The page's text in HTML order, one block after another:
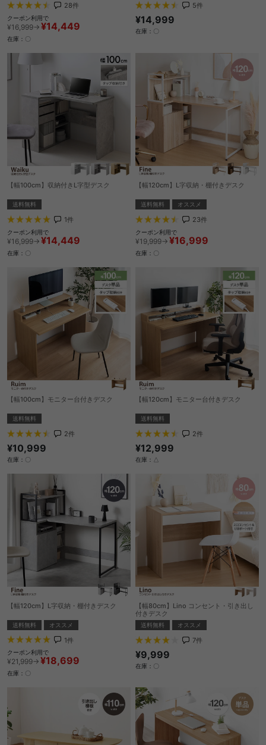
28件
クーポン利用で
¥16,999→ ¥14,449
在庫：〇
5件
¥14,999
在庫：〇
【幅100cm】収納付きL字型デスク
送料無料
1件
クーポン利用で
¥16,999→ ¥14,449
在庫：〇
【幅120cm】L字収納・棚付きデスク
送料無料 オススメ
23件
クーポン利用で
¥19,999→ ¥16,999
在庫：〇
【幅100cm】モニター台付きデスク
送料無料
2件
¥10,999
在庫：〇
【幅120cm】モニター台付きデスク
送料無料
2件
¥12,999
在庫：△
【幅120cm】L字収納・棚付きデスク
送料無料 オススメ
1件
クーポン利用で
¥21,999→ ¥18,699
在庫：〇
【幅80cm】Lino コンセント・引き出し
付きデスク
送料無料 オススメ
7件
¥9,999
在庫：〇